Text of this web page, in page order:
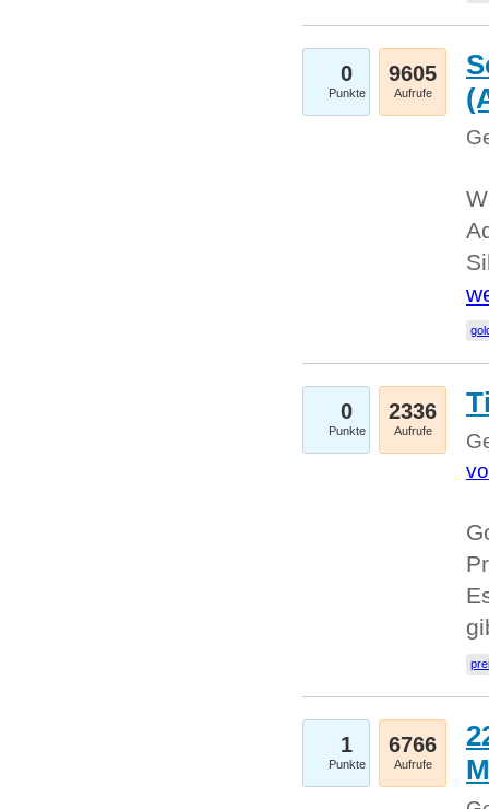
0
Punkte
9605
Aufrufe
0
Punkte
2336
Aufrufe
1
Punkte
6766
Aufrufe